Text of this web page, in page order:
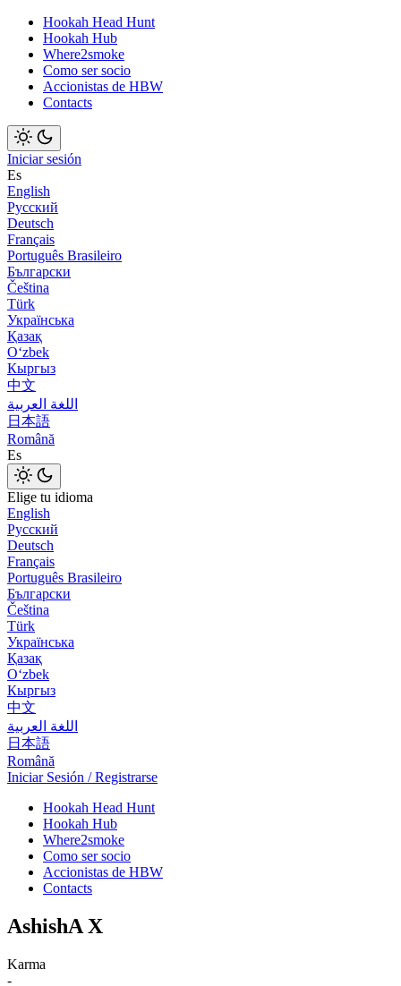
Hookah Head Hunt
Hookah Hub
Where2smoke
Como ser socio
Accionistas de HBW
Contacts
Iniciar sesión
Es
English
Русский
Deutsch
Français
Português Brasileiro
Български
Čeština
Türk
Українська
Қазақ
Оʻzbek
Кыргыз
中文
اللغة العربية
日本語
Română
Es
Elige tu idioma
English
Русский
Deutsch
Français
Português Brasileiro
Български
Čeština
Türk
Українська
Қазақ
Оʻzbek
Кыргыз
中文
اللغة العربية
日本語
Română
Iniciar Sesión / Registrarse
Hookah Head Hunt
Hookah Hub
Where2smoke
Como ser socio
Accionistas de HBW
Contacts
AshishA X
Karma
-